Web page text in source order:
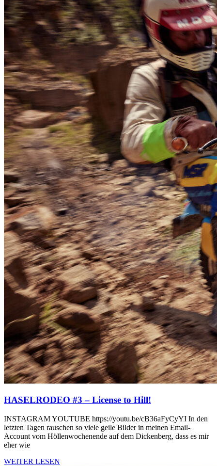
HASELRODEO #3 – License to Hill!
INSTAGRAM YOUTUBE https://youtu.be/cB36aFyCyYI In den
letzten Tagen rauschen so viele geile Bilder in meinen Email-
Account vom Höllenwochenende auf dem Dickenberg, dass es mir
eher wie
WEITER LESEN